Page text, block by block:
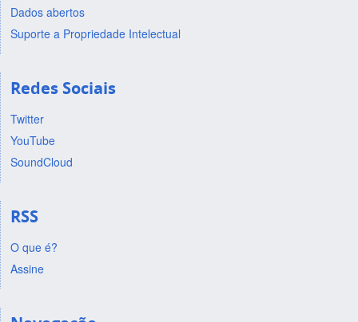
Dados abertos
Suporte a Propriedade Intelectual
Redes Sociais
Twitter
YouTube
SoundCloud
RSS
O que é?
Assine